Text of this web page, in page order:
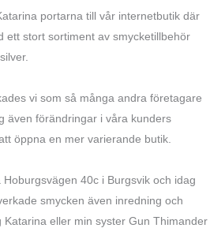
portarna till vår internetbutik där
ett stort sortiment av smycketillbehör
vi som så många andra företagare
även förändringar i våra kunders
öppna en mer varierande butik.
40c i Burgsvik och idag
smycken även inredning och
eller min syster Gun Thimander